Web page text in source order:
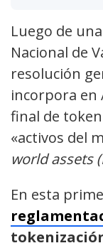
Luego de
Nacional de
resolución
incorpora en
final de
«activos del
world assets
En esta